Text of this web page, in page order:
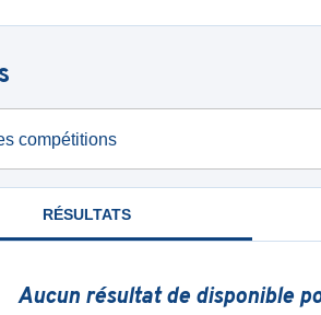
compétitions
RÉSULTATS
Aucun résultat de disponible